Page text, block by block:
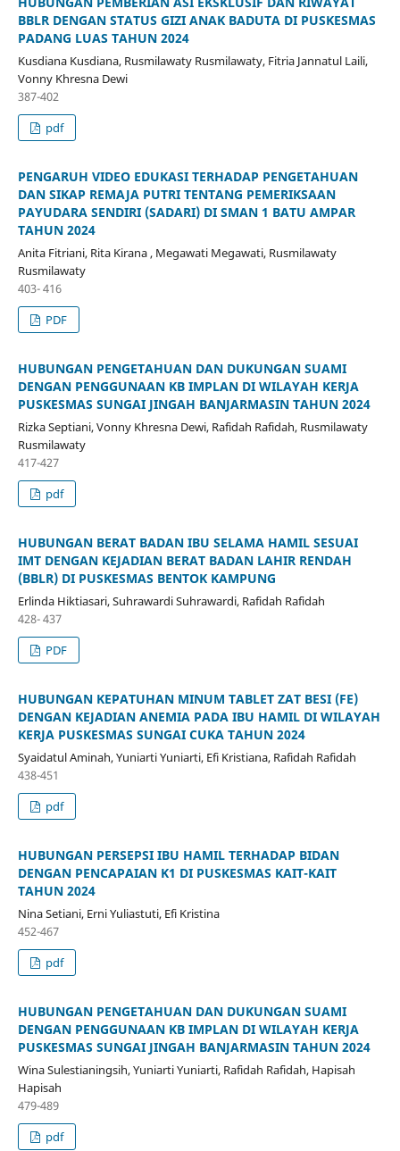
BBLR DENGAN STATUS GIZI ANAK BADUTA DI PUSKESMAS
PADANG LUAS TAHUN 2024
Kusdiana Kusdiana, Rusmilawaty Rusmilawaty, Fitria Jannatul Laili,
Vonny Khresna Dewi
387-402
pdf
PENGARUH VIDEO EDUKASI TERHADAP PENGETAHUAN
DAN SIKAP REMAJA PUTRI TENTANG PEMERIKSAAN
PAYUDARA SENDIRI (SADARI) DI SMAN 1 BATU AMPAR
TAHUN 2024
Anita Fitriani, Rita Kirana , Megawati Megawati, Rusmilawaty
Rusmilawaty
403- 416
PDF
HUBUNGAN PENGETAHUAN DAN DUKUNGAN SUAMI
DENGAN PENGGUNAAN KB IMPLAN DI WILAYAH KERJA
PUSKESMAS SUNGAI JINGAH BANJARMASIN TAHUN 2024
Rizka Septiani, Vonny Khresna Dewi, Rafidah Rafidah, Rusmilawaty
Rusmilawaty
417-427
pdf
HUBUNGAN BERAT BADAN IBU SELAMA HAMIL SESUAI
IMT DENGAN KEJADIAN BERAT BADAN LAHIR RENDAH
(BBLR) DI PUSKESMAS BENTOK KAMPUNG
Erlinda Hiktiasari, Suhrawardi Suhrawardi, Rafidah Rafidah
428- 437
PDF
HUBUNGAN KEPATUHAN MINUM TABLET ZAT BESI (FE)
DENGAN KEJADIAN ANEMIA PADA IBU HAMIL DI WILAYAH
KERJA PUSKESMAS SUNGAI CUKA TAHUN 2024
Syaidatul Aminah, Yuniarti Yuniarti, Efi Kristiana, Rafidah Rafidah
438-451
pdf
HUBUNGAN PERSEPSI IBU HAMIL TERHADAP BIDAN
DENGAN PENCAPAIAN K1 DI PUSKESMAS KAIT-KAIT
TAHUN 2024
Nina Setiani, Erni Yuliastuti, Efi Kristina
452-467
pdf
HUBUNGAN PENGETAHUAN DAN DUKUNGAN SUAMI
DENGAN PENGGUNAAN KB IMPLAN DI WILAYAH KERJA
PUSKESMAS SUNGAI JINGAH BANJARMASIN TAHUN 2024
Wina Sulestianingsih, Yuniarti Yuniarti, Rafidah Rafidah, Hapisah
Hapisah
479-489
pdf